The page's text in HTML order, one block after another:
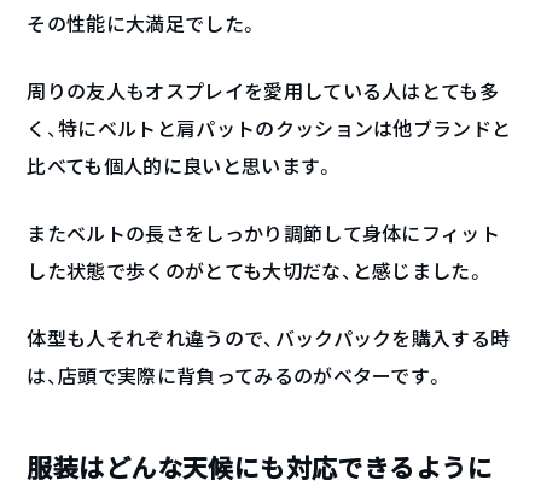
その性能に大満足でした。
周りの友人もオスプレイを愛用している人はとても多
く、特にベルトと肩パットのクッションは他ブランドと
比べても個人的に良いと思います。
またベルトの長さをしっかり調節して身体にフィット
した状態で歩くのがとても大切だな、と感じました。
体型も人それぞれ違うので、バックパックを購入する時
は、店頭で実際に背負ってみるのがベターです。
服装はどんな天候にも対応できるように